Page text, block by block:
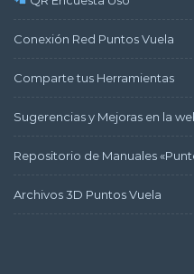
Conexión Red Puntos Vuela
Comparte tus Herramientas
Sugerencias y Mejoras en la
Repositorio de Manuales
Archivos 3D Puntos Vuela